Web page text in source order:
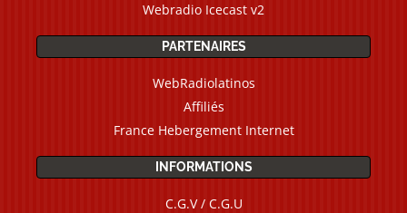
Webradio Icecast v2
PARTENAIRES
WebRadiolatinos
Affiliés
France Hebergement Internet
INFORMATIONS
C.G.V / C.G.U